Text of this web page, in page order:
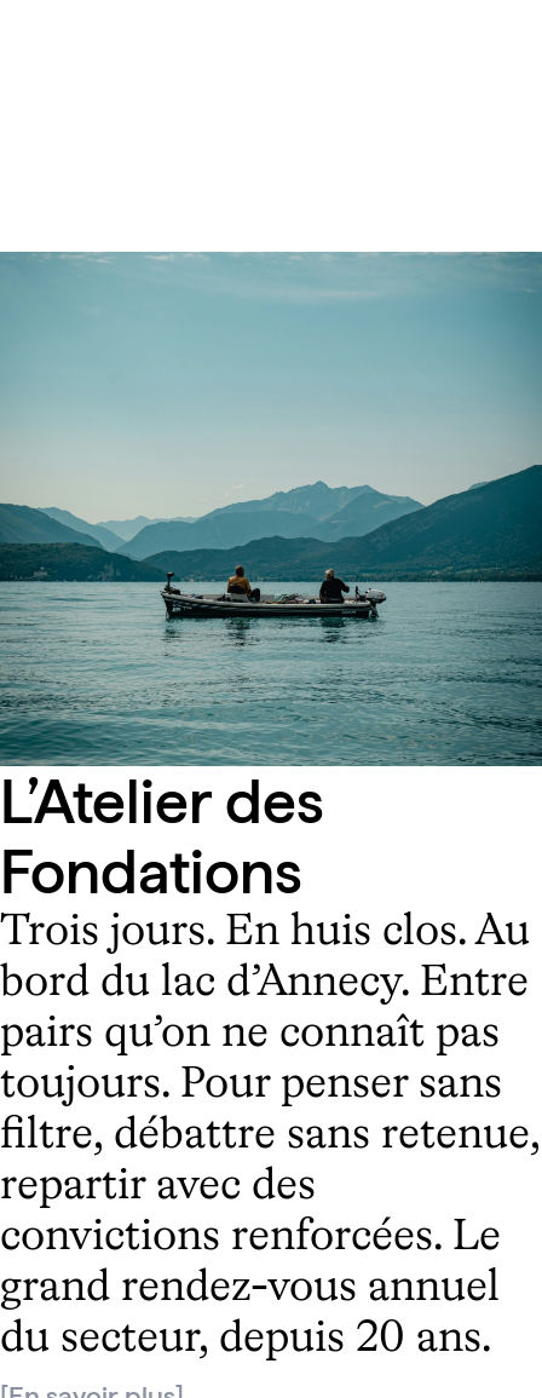
L’Atelier des
Fondations
Trois jours. En huis clos. Au
bord du lac d’Annecy. Entre
pairs qu’on ne connaît pas
toujours. Pour penser sans
filtre, débattre sans retenue,
repartir avec des
convictions renforcées. Le
grand rendez-vous annuel
du secteur, depuis 20 ans.